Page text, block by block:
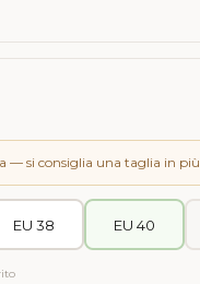
— si consiglia una taglia in più
EU 38 EU 40